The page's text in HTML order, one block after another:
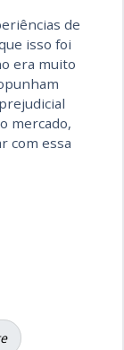
de
isso foi
era muito
mercado,
com essa